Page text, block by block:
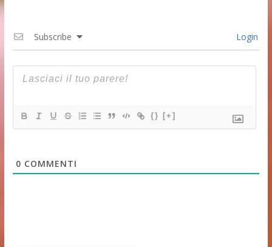
Subscribe Login
{} [+]
0 COMMENTI